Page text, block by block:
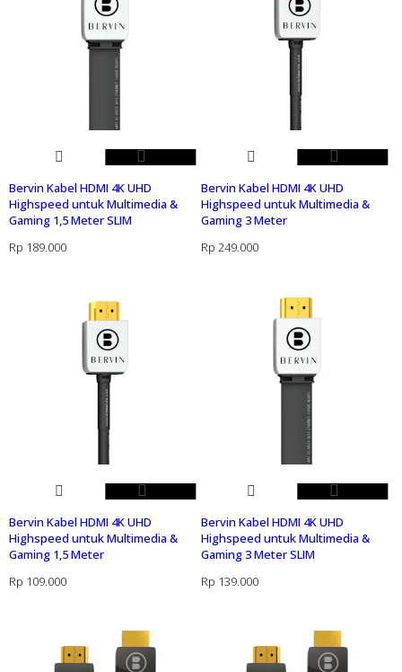
Bervin Kabel HDMI 4K UHD
Highspeed untuk Multimedia &
Gaming 1,5 Meter SLIM
Rp 189.000
Bervin Kabel HDMI 4K UHD
Highspeed untuk Multimedia &
Gaming 3 Meter
Rp 249.000
Bervin Kabel HDMI 4K UHD
Highspeed untuk Multimedia &
Gaming 1,5 Meter
Rp 109.000
Bervin Kabel HDMI 4K UHD
Highspeed untuk Multimedia &
Gaming 3 Meter SLIM
Rp 139.000